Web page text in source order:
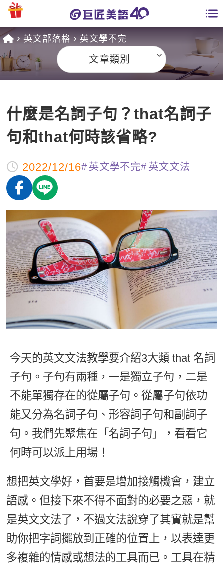
課程總覽
英文課程總表
英文會話
商用英文
英文檢定
TOEIC 多益課程
IELTS 雅思課程
GEPT 全民英檢課程
TOEFL 托福課程
能力養成
自然發音
英文聽力養成
開口溜英文
基礎字彙
情境閱讀
英文文法技巧
英文寫作
Cengage TED Talks
CNN聽力強化
新聞英文
特色課程
主題課程
英語俱樂部
Let's Talk
線上真人
日語
外語即時通
兒童美語
更多
一對一家教
點讀筆教材
數位學習教材
全國分校
英文部落格
影音學英文
英文能力測驗
師資團隊
學習分享
學員故事
學員讚出來
活動花絮
校園贊助
企業服務
學員專區
Recruiting
英文部落格 英文學不完
文章類別
什麼是名詞子句？that名詞子
句和that何時該省略?
2022/12/16 英文學不完 英文文法
今天的英文文法教學要介紹3大類 that 名詞
子句。子句有兩種，一是獨立子句，二是
不能單獨存在的從屬子句。從屬子句依功
能又分為名詞子句、形容詞子句和副詞子
句。我們先聚焦在「名詞子句」，看看它
何時可以派上用場！
想把英文學好，首要是增加接觸機會，建立
語感。但接下來不得不面對的必要之惡，就
是英文文法了，不過文法說穿了其實就是幫
助你把字詞擺放到正確的位置上，以表達更
多複雜的情感或想法的工具而已。工具在精